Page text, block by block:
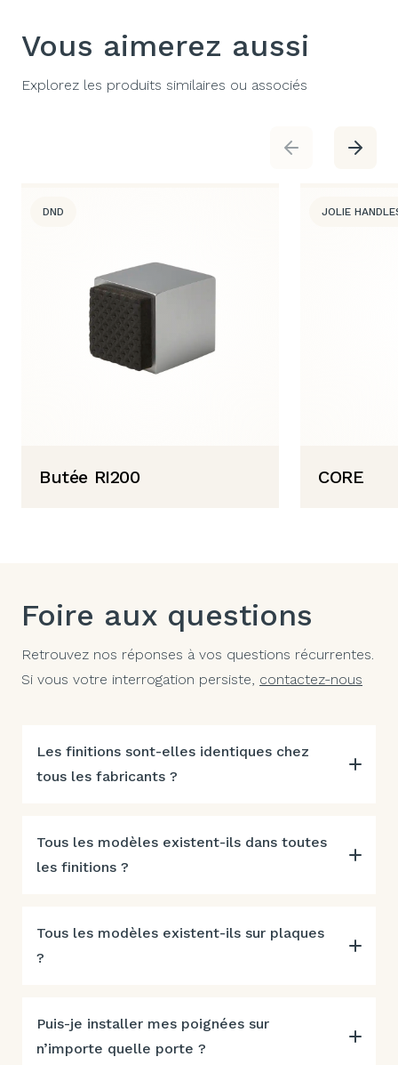
Vous aimerez aussi
Explorez les produits similaires ou associés
DND
Butée RI200
JOLIE
CORE
Foire aux questions
Retrouvez nos réponses à vos questions récurrentes.
Si vous votre interrogation persiste, contactez-nous
Les finitions sont-elles identiques chez
tous les fabricants ?
Tous les modèles existent-ils dans toutes
les finitions ?
Tous les modèles existent-ils sur plaques
?
Puis-je installer mes poignées sur
n’importe quelle porte ?